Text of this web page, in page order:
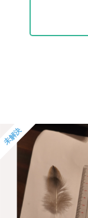
未解決